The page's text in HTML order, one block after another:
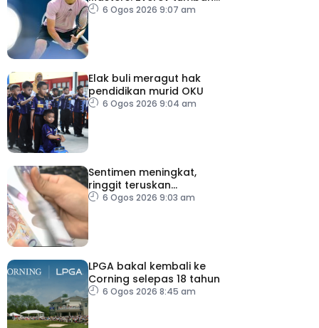
Auger-Aliasime tarik diri
6 Ogos 2026 9:07 am
Elak buli meragut hak
pendidikan murid OKU
6 Ogos 2026 9:04 am
Sentimen meningkat,
ringgit teruskan
momentum mengukuh
6 Ogos 2026 9:03 am
LPGA bakal kembali ke
Corning selepas 18 tahun
6 Ogos 2026 8:45 am